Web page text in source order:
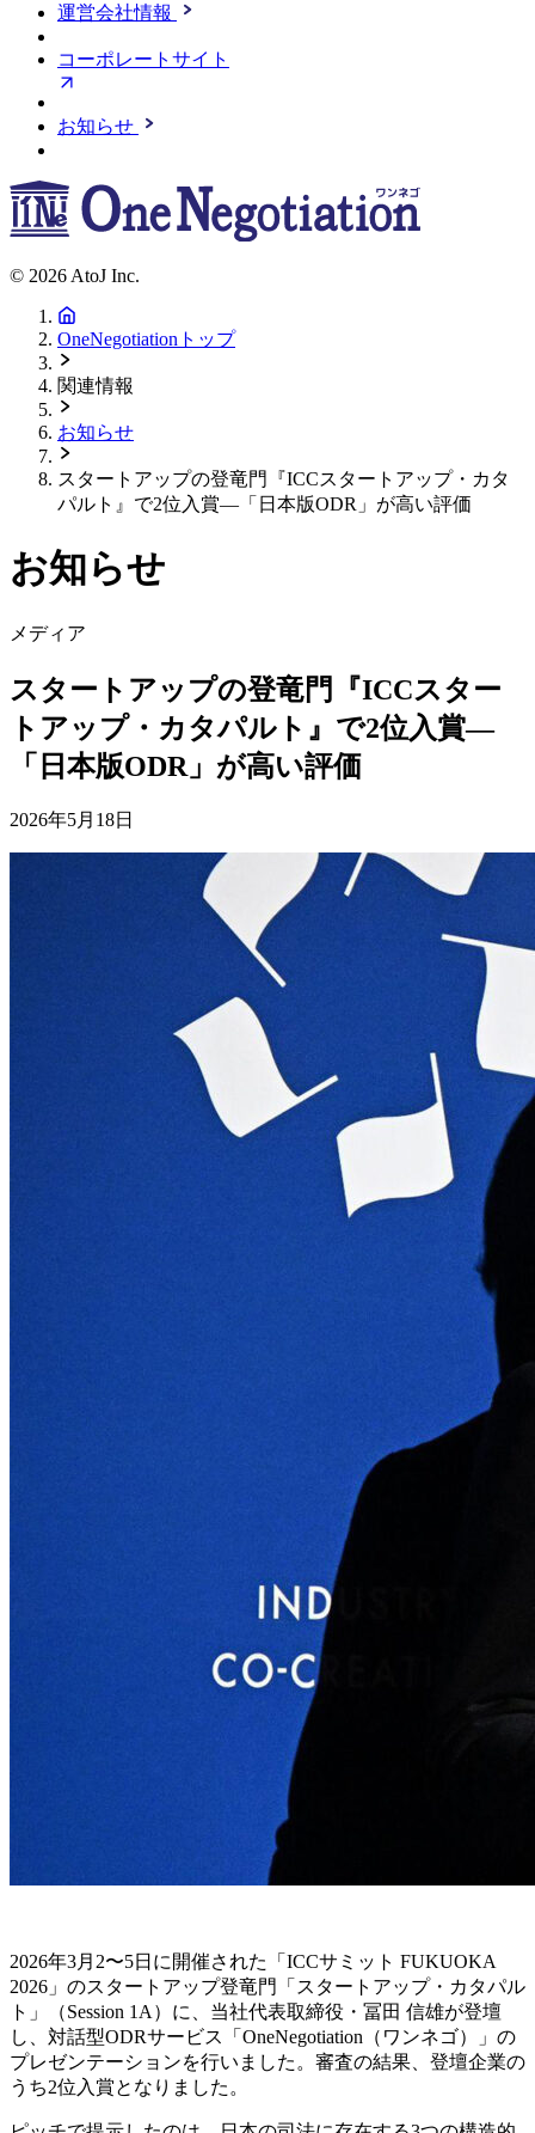
運営会社情報
コーポレートサイト
お知らせ
© 2026 AtoJ Inc.
OneNegotiationトップ
関連情報
お知らせ
スタートアップの登竜門『ICCスタートアップ・カタ
パルト』で2位入賞—「日本版ODR」が高い評価
お知らせ
メディア
スタートアップの登竜門『ICCスター
トアップ・カタパルト』で2位入賞—
「日本版ODR」が高い評価
2026年5月18日
2026年3月2〜5日に開催された「ICCサミット FUKUOKA
2026」のスタートアップ登竜門「スタートアップ・カタパル
ト」（Session 1A）に、当社代表取締役・冨田 信雄が登壇
し、対話型ODRサービス「OneNegotiation（ワンネゴ）」の
プレゼンテーションを行いました。審査の結果、登壇企業の
うち2位入賞となりました。